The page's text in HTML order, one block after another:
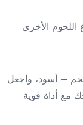
اللحوم الأخرى
– أسود، واجعل
مع أداة قوية